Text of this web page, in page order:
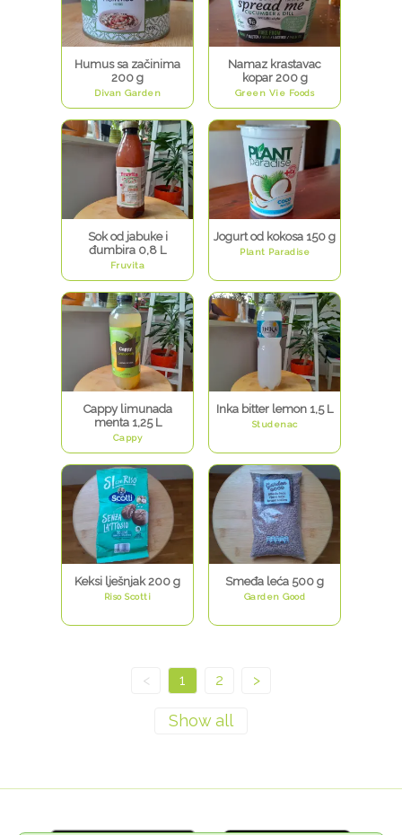
Humus sa začinima
200 g
Divan Garden
Namaz krastavac
kopar 200 g
Green Vie Foods
Sok od jabuke i
đumbira 0,8 L
Fruvita
Jogurt od kokosa 150 g
Plant Paradise
Cappy limunada
menta 1,25 L
Cappy
Inka bitter lemon 1,5 L
Studenac
Keksi lješnjak 200 g
Riso Scotti
Smeđa leća 500 g
Garden Good
< 1 2 >